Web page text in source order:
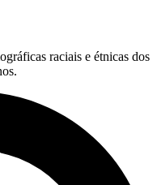
raciais e étnicas dos